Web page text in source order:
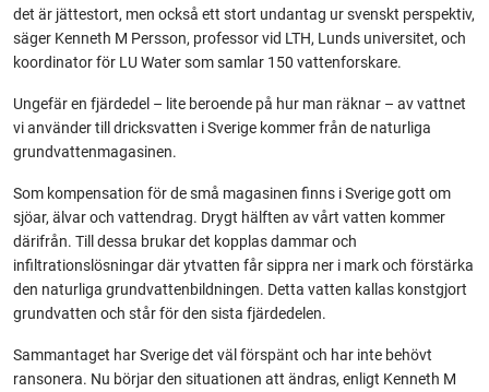
det är jättestort, men också ett stort undantag ur svenskt perspektiv,
säger Kenneth M Persson, professor vid LTH, Lunds universitet, och
koordinator för LU Water som samlar 150 vattenforskare.
Ungefär en fjärdedel – lite beroende på hur man räknar – av vattnet
vi använder till dricksvatten i Sverige kommer från de naturliga
grundvattenmagasinen.
Som kompensation för de små magasinen finns i Sverige gott om
sjöar, älvar och vattendrag. Drygt hälften av vårt vatten kommer
därifrån. Till dessa brukar det kopplas dammar och
infiltrationslösningar där ytvatten får sippra ner i mark och förstärka
den naturliga grundvattenbildningen. Detta vatten kallas konstgjort
grundvatten och står för den sista fjärdedelen.
Sammantaget har Sverige det väl förspänt och har inte behövt
ransonera. Nu börjar den situationen att ändras, enligt Kenneth M